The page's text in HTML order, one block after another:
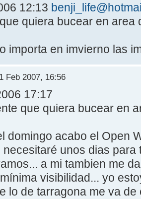
12:13
quiera bucear en area
importa en imvierno las
Feb 2007, 16:56
17:17
que quiera bucear en
domingo acabo el Open
unos dias para
a mi tambien me
visibilidad... yo
lo de tarragona me va de